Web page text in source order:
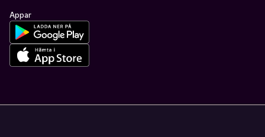
Appar